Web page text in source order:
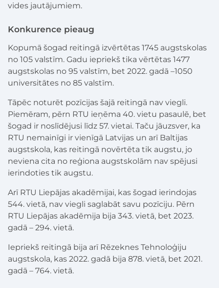
vides jautājumiem.
Konkurence pieaug
Kopumā šogad reitingā izvērtētas 1745 augstskolas
no 105 valstīm. Gadu iepriekš tika vērtētas 1477
augstskolas no 95 valstīm, bet 2022. gadā –1050
universitātes no 85 valstīm.
Tāpēc noturēt pozīcijas šajā reitingā nav viegli.
Piemēram, pērn RTU ieņēma 40. vietu pasaulē, bet
šogad ir noslīdējusi līdz 57. vietai. Taču jāuzsver, ka
RTU nemainīgi ir vienīgā Latvijas un arī Baltijas
augstskola, kas reitingā novērtēta tik augstu, jo
neviena cita no reģiona augstskolām nav spējusi
ierindoties tik augstu.
Arī RTU Liepājas akadēmijai, kas šogad ierindojas
544. vietā, nav viegli saglabāt savu pozīciju. Pērn
RTU Liepājas akadēmija bija 343. vietā, bet 2023.
gadā – 294. vietā.
Iepriekš reitingā bija arī Rēzeknes Tehnoloģiju
augstskola, kas 2022. gadā bija 878. vietā, bet 2021.
gadā – 764. vietā.